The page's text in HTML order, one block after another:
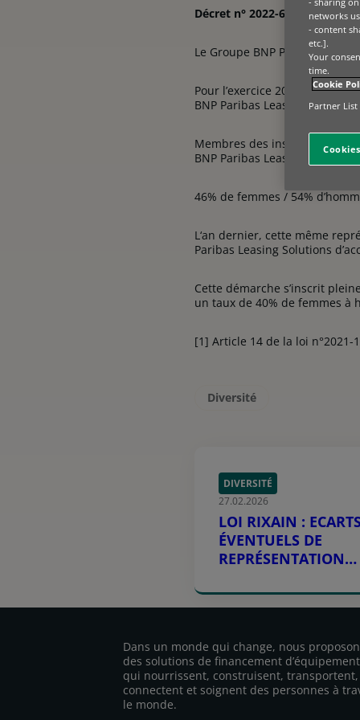
Décret n° 2022-680 du 26 avril
Le Groupe BNP Paribas est
Pour l’exercice 2023, au titre
BNP Paribas Leasing
Membres des instances
BNP Paribas Leasing
46% de femmes / 54%
L‘an dernier, cette même
Paribas Leasing Solutions
Cette démarche s’inscrit
un taux de 40% de femmes à
[1] Article 14 de la loi n°2021-
Diversité
DIVERSITÉ
27.02.2026
LOI RIXAIN : ECARTS
ÉVENTUELS DE
REPRÉSENTATION
LES HOMMES
Dans un monde qui change, nous
des solutions de financement
qui nourrissent, construisent, transportent,
connectent et soignent des personnes à
le monde.
networks
- content
etc.].
Your
time.
Cookie
Partner List